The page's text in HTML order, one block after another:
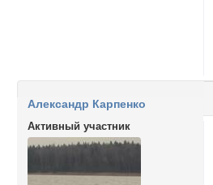
Александр Карпенко
Активный участник